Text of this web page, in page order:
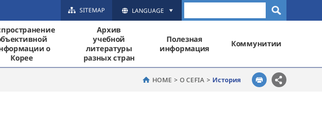
SITEMAP LANGUAGE
о
Корее
Архив
учебной
литературы
разных стран
Полезная
информация
Коммунитии
HOME О CEFIA История